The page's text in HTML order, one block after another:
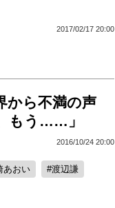
2017/02/17 20:00
から不満の声
もう……」
2016/10/24 20:00
あおい 渡辺謙